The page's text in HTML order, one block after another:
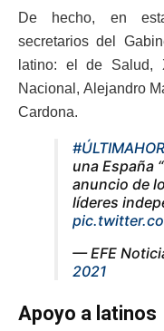
De hecho, en
secretarios del
latino: el de Salud,
Nacional, Alejandro
Cardona.
una España
anuncio de
líderes
— EFE
2021
Apoyo a latinos